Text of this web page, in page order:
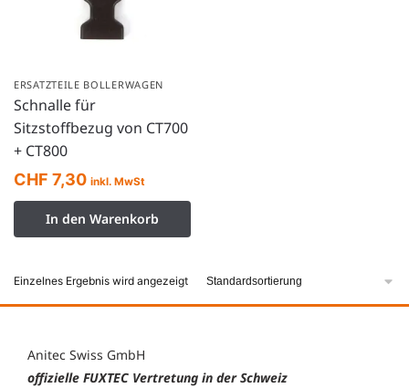
ERSATZTEILE BOLLERWAGEN
Schnalle für
Sitzstoffbezug von CT700
+ CT800
CHF 7,30 inkl. MwSt
In den Warenkorb
Einzelnes Ergebnis wird angezeigt
Anitec Swiss GmbH
offizielle FUXTEC Vertretung in der Schweiz